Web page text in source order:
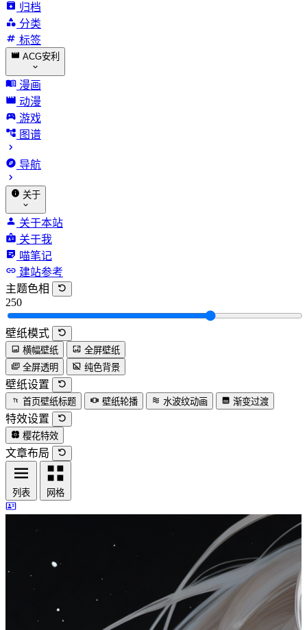
归档
分类
标签
ACG安利
漫画
动漫
游戏
图谱
导航
关于
关于本站
关于我
喵笔记
建站参考
主题色相
250
壁纸模式
横幅壁纸
全屏壁纸
全屏透明
纯色背景
壁纸设置
首页壁纸标题 壁纸轮播 水波纹动画 渐变过渡
特效设置
樱花特效
文章布局
列表 网格